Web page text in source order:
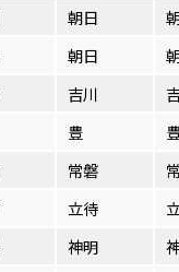
朝日
朝日
吉川
豊
常磐
立待
神明